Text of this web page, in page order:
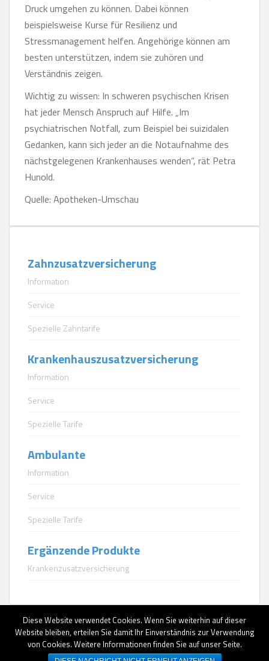
Druck umgehen zu können. Dabei können
beispielsweise Kurse für Resilienz und
Stressmanagement helfen. Angehörige können am
besten unterstützen, indem sie zuhören und
Verständnis zeigen.
Wichtig zu wissen: In schweren psychischen Krisen
hat jeder Mensch Anspruch auf Hilfe. „Im
psychiatrischen Notfall, zum Beispiel bei suizidalen
Gedanken, kann sich jeder an die Notaufnahme des
nächstgelegenen Krankenhauses wenden“, rät Petra
Hunold.
Quelle: Apotheken-Umschau
Zahnzusatzversicherung
Information
Service
Spezielle Zahntarife
Krankenhauszusatzversicherung
Information
Service
Spezielle Tarife
Ambulante
Information
Service
Spezielle Tarife
Ergänzende Produkte
Krankenzusatzversicherung
AGB|Datenschutz|Impressum|Erstinformationen
Diese Website verwendet Cookies. Wenn Sie weiterhin auf dieser
Website bleiben, erteilen Sie damit Ihr Einverständnis zur Verwendung
von Cookies. Weitere Informationen finden Sie auf unser Seite.